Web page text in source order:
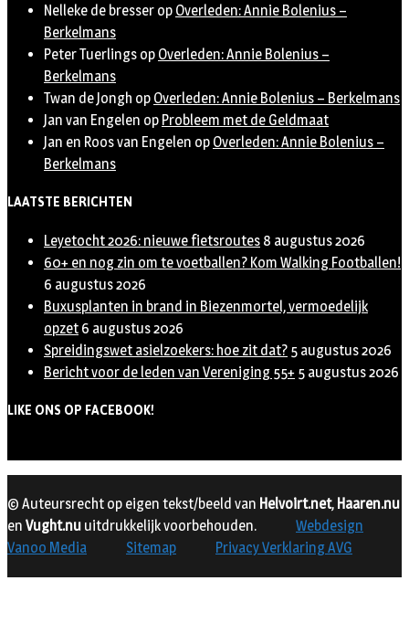
Nelleke de bresser op Overleden: Annie Bolenius –
Berkelmans
Peter Tuerlings op Overleden: Annie Bolenius –
Berkelmans
Twan de Jongh op Overleden: Annie Bolenius – Berkelmans
Jan van Engelen op Probleem met de Geldmaat
Jan en Roos van Engelen op Overleden: Annie Bolenius –
Berkelmans
LAATSTE BERICHTEN
Leyetocht 2026: nieuwe fietsroutes 8 augustus 2026
60+ en nog zin om te voetballen? Kom Walking Footballen!
6 augustus 2026
Buxusplanten in brand in Biezenmortel, vermoedelijk
opzet 6 augustus 2026
Spreidingswet asielzoekers: hoe zit dat? 5 augustus 2026
Bericht voor de leden van Vereniging 55+ 5 augustus 2026
LIKE ONS OP FACEBOOK!
© Auteursrecht op eigen tekst/beeld van Helvoirt.net, Haaren.nu
en Vught.nu uitdrukkelijk voorbehouden.
Webdesign
Vanoo Media
Sitemap Privacy Verklaring AVG